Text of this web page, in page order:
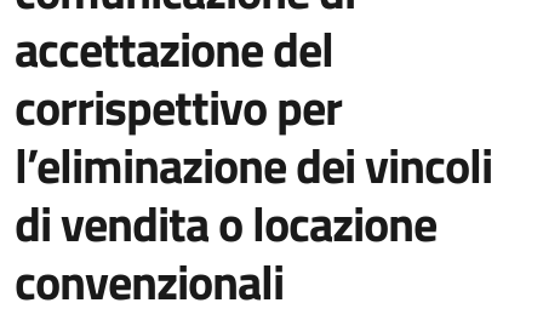
accettazione del
corrispettivo per
l’eliminazione dei vincoli
di vendita o locazione
convenzionali